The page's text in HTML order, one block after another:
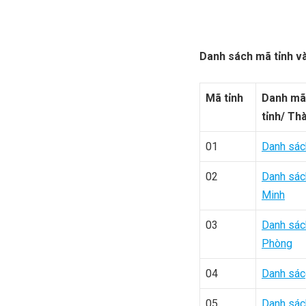
Danh sách mã tỉnh
Mã tỉnh
Danh
tỉnh/
01 Danh
02
Danh
Minh
03
Danh
Phòng
04 Danh